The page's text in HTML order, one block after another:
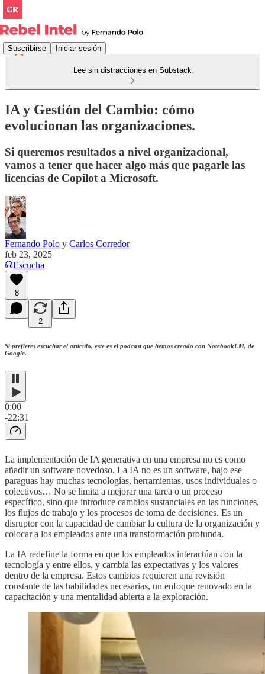
Suscribirse Iniciar sesión
Lee sin distracciones en Substack
IA y Gestión del Cambio: cómo
evolucionan las organizaciones.
Si queremos resultados a nivel organizacional,
vamos a tener que hacer algo más que pagarle las
licencias de Copilot a Microsoft.
Fernando Polo y Carlos Corredor
feb 23, 2025
Escucha
8
2
Si prefieres escuchar el artículo, este es el podcast que hemos creado con NotebookLM, de
Google.
0:00
-22:31
La implementación de IA generativa en una empresa no es como
añadir un software novedoso. La IA no es un software, bajo ese
paraguas hay muchas tecnologías, herramientas, usos individuales o
colectivos… No se limita a mejorar una tarea o un proceso
específico, sino que introduce cambios sustanciales en las funciones,
los flujos de trabajo y los procesos de toma de decisiones. Es un
disruptor con la capacidad de cambiar la cultura de la organización y
colocar a los empleados ante una transformación profunda.
La IA redefine la forma en que los empleados interactúan con la
tecnología y entre ellos, y cambia las expectativas y los valores
dentro de la empresa. Estos cambios requieren una revisión
constante de las habilidades necesarias, un enfoque renovado en la
capacitación y una mentalidad abierta a la exploración.